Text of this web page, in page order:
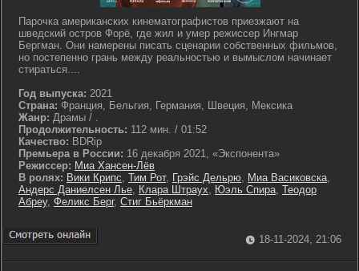
Парочка американских кинематографистов приезжают на
шведский остров Форё, где жил и умер режиссер Ингмар
Бергман. Они намерены писать сценарии собственных фильмов,
но постепенно грань между реальностью и вымыслом начинает
стираться....
Год выпуска: 2021
Страна: Франция, Бельгия, Германия, Швеция, Мексика
Жанр: Драмы / .
Продолжительность: 112 мин. / 01:52
Качество: BDRip
Премьера в России: 16 декабря 2021, «Экспонента»
Режиссер: Миа Хансен-Лёв
В ролях: Вики Крипс, Тим Рот, Грэйс Дельрю, Миа Васиковска,
Андерс Даниелсен Лье, Клара Штраух, Юэль Спира, Теодор
Абреу, Феликс Берг, Стиг Бьёркман
18-11-2024, 21:06